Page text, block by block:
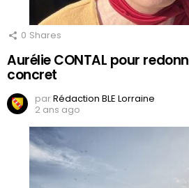
0 Shares
Aurélie CONTAL pour
concret
parRédaction BLE Lorraine
2 ans ago